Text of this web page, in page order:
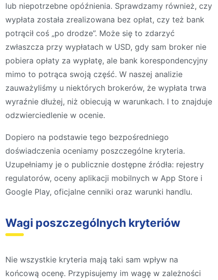
lub niepotrzebne opóźnienia. Sprawdzamy również, czy
wypłata została zrealizowana bez opłat, czy też bank
potrącił coś „po drodze”. Może się to zdarzyć
zwłaszcza przy wypłatach w USD, gdy sam broker nie
pobiera opłaty za wypłatę, ale bank korespondencyjny
mimo to potrąca swoją część. W naszej analizie
zauważyliśmy u niektórych brokerów, że wypłata trwa
wyraźnie dłużej, niż obiecują w warunkach. I to znajduje
odzwierciedlenie w ocenie.
Dopiero na podstawie tego bezpośredniego
doświadczenia oceniamy poszczególne kryteria.
Uzupełniamy je o publicznie dostępne źródła: rejestry
regulatorów, oceny aplikacji mobilnych w App Store i
Google Play, oficjalne cenniki oraz warunki handlu.
Wagi poszczególnych kryteriów
Nie wszystkie kryteria mają taki sam wpływ na
końcową ocenę. Przypisujemy im wagę w zależności